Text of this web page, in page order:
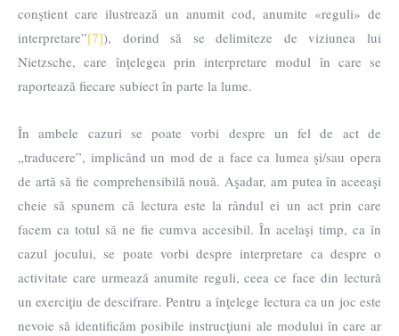
conştient care ilustrează un anumit cod, anumite «reguli» de
interpretare”[7]), dorind să se delimiteze de viziunea lui
Nietzsche, care înțelegea prin interpretare modul în care se
raportează fiecare subiect în parte la lume.
În ambele cazuri se poate vorbi despre un fel de act de
„traducere”, implicând un mod de a face ca lumea şi/sau opera
de artă să fie comprehensibilă nouă. Aşadar, am putea în aceeaşi
cheie să spunem că lectura este la rândul ei un act prin care
facem ca totul să ne fie cumva accesibil. În acelaşi timp, ca în
cazul jocului, se poate vorbi despre interpretare ca despre o
activitate care urmează anumite reguli, ceea ce face din lectură
un exerciţiu de descifrare. Pentru a înţelege lectura ca un joc este
nevoie să identificăm posibile instrucţiuni ale modului în care ar